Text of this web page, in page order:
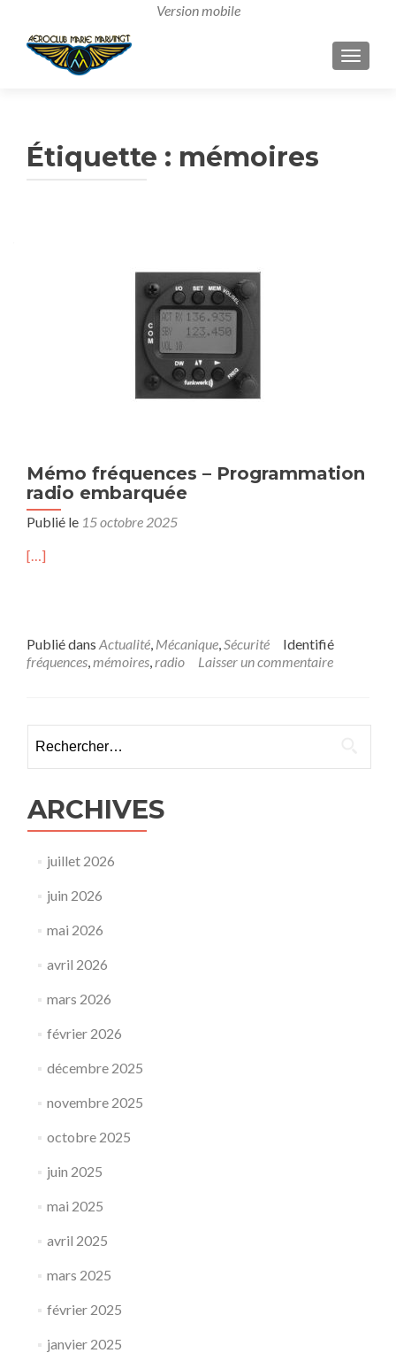
Étiquette : mémoires
Mémo fréquences – Programmation
radio embarquée
Publié le 15 octobre 2025
[…]
Publié dans Actualité, Mécanique,Sécurité
Identifié
fréquences,mémoires,radio Laisser un commentaire
ARCHIVES
juillet 2026
juin 2026
mai 2026
avril 2026
mars 2026
février 2026
décembre 2025
novembre 2025
octobre 2025
juin 2025
mai 2025
avril 2025
mars 2025
février 2025
janvier 2025